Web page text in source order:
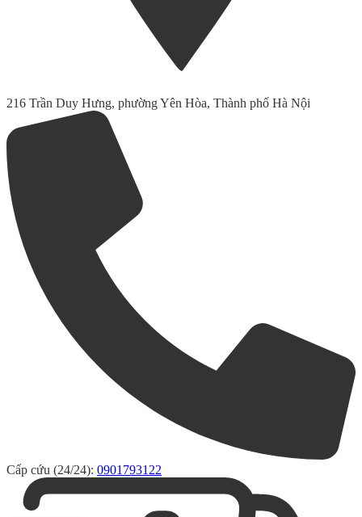
216 Trần Duy Hưng, phường Yên Hòa, Thành phố Hà Nội
Cấp cứu (24/24): 0901793122